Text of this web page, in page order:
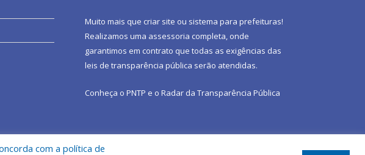
Muito mais que criar site ou sistema para prefeituras!
Realizamos uma assessoria completa, onde
garantimos em contrato que todas as exigências das
leis de transparência pública serão atendidas.
Conheça o PNTP e o Radar da Transparência Pública
com a política de